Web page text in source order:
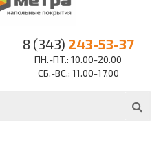
8 (343) 243-53-37
ПН.-ПТ.: 10.00-20.00
СБ.-ВС.: 11.00-17.00